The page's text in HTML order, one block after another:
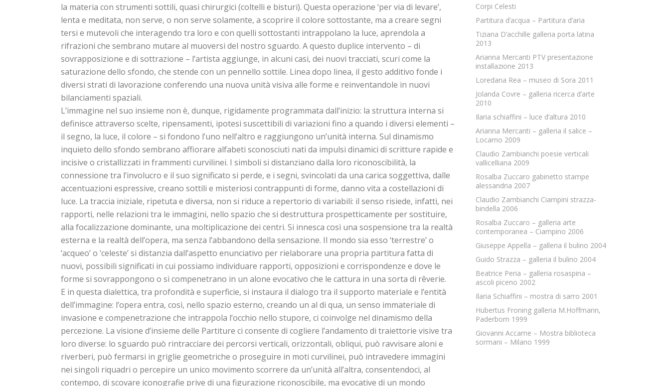
la materia con strumenti sottili, quasi chirurgici (coltelli e bisturi). Questa operazione ‘per via di levare’,
lenta e meditata, non serve, o non serve solamente, a scoprire il colore sottostante, ma a creare segni
tersi e mutevoli che interagendo tra loro e con quelli sottostanti intrappolano la luce, aprendola a
rifrazioni che sembrano mutare al muoversi del nostro sguardo. A questo duplice intervento – di
sovrapposizione e di sottrazione – l’artista aggiunge, in alcuni casi, dei nuovi tracciati, scuri come la
saturazione dello sfondo, che stende con un pennello sottile. Linea dopo linea, il gesto additivo fonde i
diversi strati di lavorazione conferendo una nuova unità visiva alle forme e reinventandole in nuovi
bilanciamenti spaziali.
L’immagine nel suo insieme non è, dunque, rigidamente programmata dall’inizio: la struttura interna si
definisce attraverso scelte, ripensamenti, ipotesi suscettibili di variazioni fino a quando i diversi elementi –
il segno, la luce, il colore – si fondono l’uno nell’altro e raggiungono un’unità interna. Sul dinamismo
inquieto dello sfondo sembrano affiorare alfabeti sconosciuti nati da impulsi dinamici di scritture rapide e
incisive o cristallizzati in frammenti curvilinei. I simboli si distanziano dalla loro riconoscibilità, la
connessione tra l’involucro e il suo significato si perde, e i segni, svincolati da una carica soggettiva, dalle
accentuazioni espressive, creano sottili e misteriosi contrappunti di forme, danno vita a costellazioni di
luce. La traccia iniziale, ripetuta e diversa, non si riduce a repertorio di variabili: il senso risiede, infatti, nei
rapporti, nelle relazioni tra le immagini, nello spazio che si destruttura prospetticamente per sostituire,
alla focalizzazione dominante, una moltiplicazione dei centri. Si innesca così una sospensione tra la realtà
esterna e la realtà dell’opera, ma senza l’abbandono della sensazione. Il mondo sia esso ‘terrestre’ o
‘acqueo’ o ‘celeste’ si distanzia dall’aspetto enunciativo per rielaborare una propria partitura fatta di
nuovi, possibili significati in cui possiamo individuare rapporti, opposizioni e corrispondenze e dove le
forme si sovrappongono o si compenetrano in un alone evocativo che le cattura in una sorta di rêverie.
E in questa dialettica, tra profondità e superficie, si instaura il dialogo tra il supporto materiale e l’entità
dell’immagine: l’opera entra, così, nello spazio esterno, creando un al di qua, un senso immateriale di
invasione e compenetrazione che intrappola l’occhio nello stupore, ci coinvolge nel dinamismo della
percezione. La visione d’insieme delle Partiture ci consente di cogliere l’andamento di traiettorie visive tra
loro diverse: lo sguardo può rintracciare dei percorsi verticali, orizzontali, obliqui, può ravvisare aloni e
riverberi, può fermarsi in griglie geometriche o proseguire in moti curvilinei, può intravedere immagini
nei singoli riquadri o percepire un unico movimento scorrere da un’unità all’altra, consentendoci, al
contempo, di scovare iconografie prive di una figurazione riconoscibile, ma evocative di un mondo
Corpi Celesti
Partitura d’acqua – Partitura d’aria
Tiziana D’acchille galleria porta latina
2013
Arianna Mercanti PTV presentazione
installazione 2013
Loredana Rea – museo di Sora 2011
Jolanda Covre – galleria ricerca d’arte
2010
Ilaria schiaffini – luce d’altura 2010
Arianna Mercanti – galleria il salice –
Locarno 2009
Claudio Zambianchi poesie verticali
vallicelliana 2009
Rosalba Zuccaro gabinetto stampe
alessandria 2007
Claudio Zambianchi Ciampini strazza-
bindella 2006
Rosalba Zuccaro – galleria arte
contemporanea – Ciampino 2006
Giuseppe Appella – galleria il bulino 2004
Guido Strazza – galleria il bulino 2004
Beatrice Peria – galleria rosaspina –
ascoli piceno 2002
Ilaria Schiaffini – mostra di sarro 2001
Hubertus Froning galleria M.Hoffmann,
Paderborn 1999
Giovanni Accame – Mostra biblioteca
sormani – Milano 1999